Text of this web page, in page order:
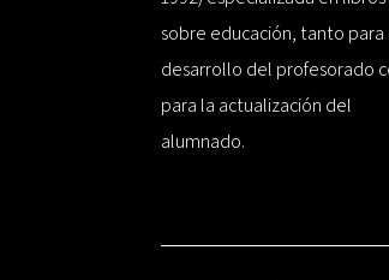
sobre educación, tanto para
desarrollo del profesorado
para la actualización del
alumnado.